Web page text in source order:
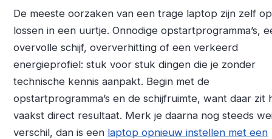
De meeste oorzaken van een trage laptop zijn zelf
lossen in een uurtje. Onnodige opstartprogramma’s,
overvolle schijf, oververhitting of een verkeerd
energieprofiel: stuk voor stuk dingen die je zonder
technische kennis aanpakt. Begin met de
opstartprogramma’s en de schijfruimte, want daar zit
vaakst direct resultaat. Merk je daarna nog steeds
verschil, dan is een laptop opnieuw instellen met een